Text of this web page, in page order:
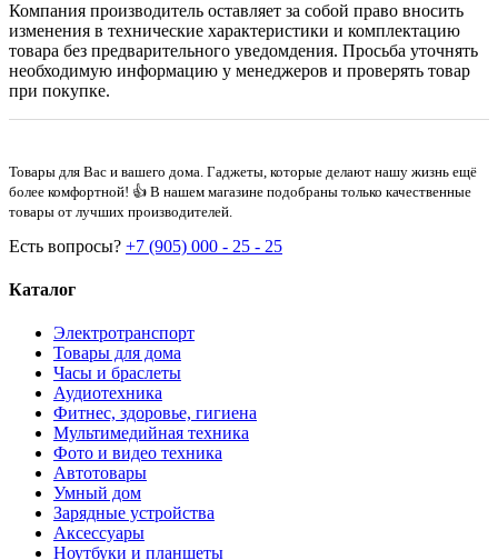
Компания производитель оставляет за собой право вносить
изменения в технические характеристики и комплектацию
товара без предварительного уведомдения. Просьба уточнять
необходимую информацию у менеджеров и проверять товар
при покупке.
Товары для Вас и вашего дома. Гаджеты, которые делают нашу жизнь ещё
более комфортной! 👍 В нашем магазине подобраны только качественные
товары от лучших производителей.
Есть вопросы? +7 (905) 000 - 25 - 25
Каталог
Электротранспорт
Товары для дома
Часы и браслеты
Аудиотехника
Фитнес, здоровье, гигиена
Мультимедийная техника
Фото и видео техника
Автотовары
Умный дом
Зарядные устройства
Аксессуары
Ноутбуки и планшеты